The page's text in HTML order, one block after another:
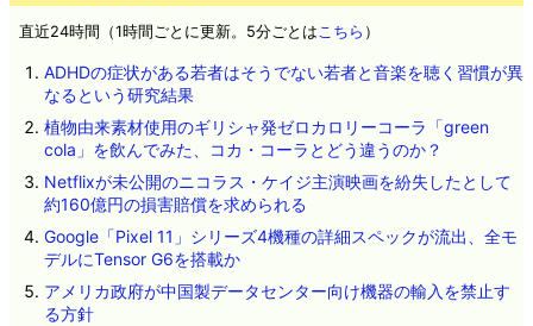
直近24時間（1時間ごとに更新。5分ごとはこちら ）
ADHDの症状がある若者はそうでない若者と音楽を聴く習慣が異
なるという研究結果
植物由来素材使用のギリシャ発ゼロカロリーコーラ「green
cola」を飲んでみた、コカ・コーラとどう違うのか？
Netflixが未公開のニコラス・ケイジ主演映画を紛失したとして
約160億円の損害賠償を求められる
Google「Pixel 11」シリーズ4機種の詳細スペックが流出、全モ
デルにTensor G6を搭載か
アメリカ政府が中国製データセンター向け機器の輸入を禁止す
る方針